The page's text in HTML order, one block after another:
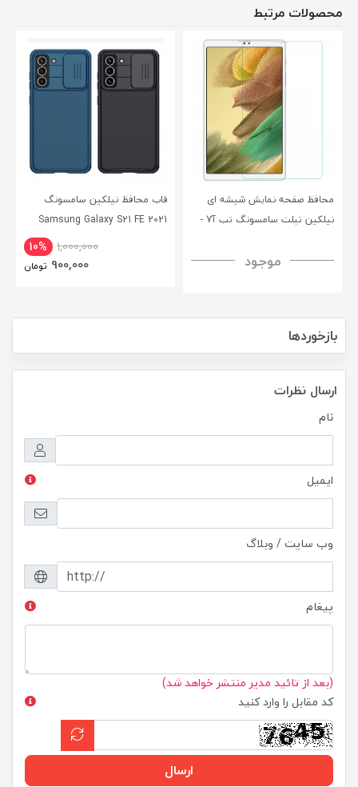
محصولات مرتبط
محافظ صفحه نمایش شیشه ای
نیلکین تبلت سامسونگ تب آ7 -
H+ Anti-explosion Tempered
موجود
قاب محافظ نیلکین سامسونگ
Samsung Galaxy S21 FE 2021
10% 1,000,000
900,000 تومان
بازخوردها
ارسال نظرات
نام
ایمیل
وب سایت / وبلاگ
پیغام
(بعد از تائید مدیر منتشر خواهد شد)
کد مقابل را وارد کنید
ارسال